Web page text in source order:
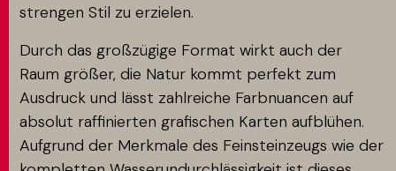
strengen Stil zu erzielen.
Durch das großzügige Format wirkt auch der
Raum größer, die Natur kommt perfekt zum
Ausdruck und lässt zahlreiche Farbnuancen auf
absolut raffinierten grafischen Karten aufblühen.
Aufgrund der Merkmale des Feinsteinzeugs wie der